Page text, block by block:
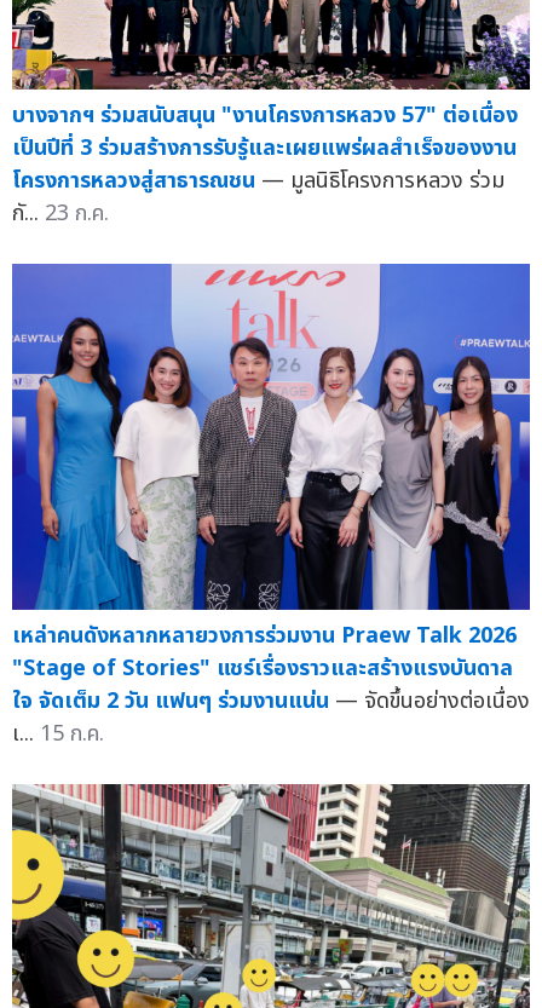
บางจากฯ ร่วมสนับสนุน "งานโครงการหลวง 57" ต่อเนื่อง
เป็นปีที่ 3 ร่วมสร้างการรับรู้และเผยแพร่ผลสำเร็จของงาน
โครงการหลวงสู่สาธารณชน — มูลนิธิโครงการหลวง ร่วม
กั... 23 ก.ค.
เหล่าคนดังหลากหลายวงการร่วมงาน Praew Talk 2026
"Stage of Stories" แชร์เรื่องราวและสร้างแรงบันดาล
ใจ จัดเต็ม 2 วัน แฟนๆ ร่วมงานแน่น — จัดขึ้นอย่างต่อเนื่อง
เ... 15 ก.ค.